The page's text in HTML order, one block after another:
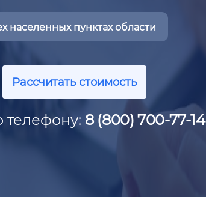
населенных пунктах области
Рассчитать стоимость
телефону: 8 (800) 700-77-14